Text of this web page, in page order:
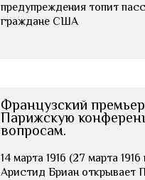
предупреждения топит
граждане США
Французский
Парижскую
вопросам.
14 марта 1916 (27 марта
Аристид Бриан открывает